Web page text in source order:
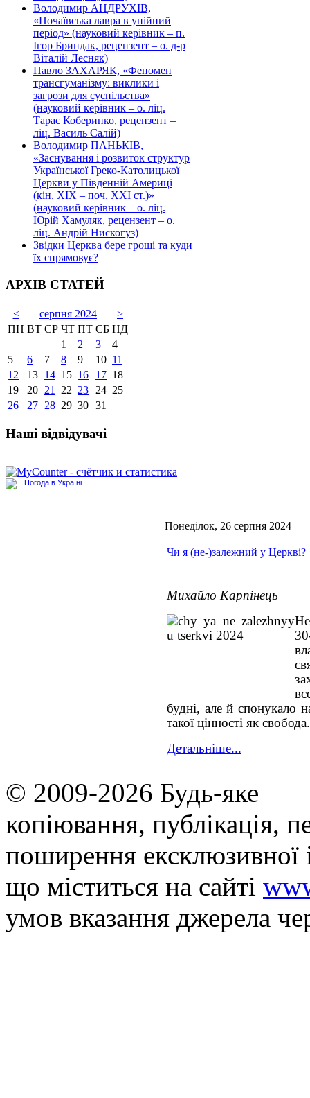
Володимир АНДРУХІВ,
«Почаївська лавра в унійний
період» (науковий керівник – п.
Ігор Бриндак, рецензент – о. д-р
Віталій Лесняк)
Павло ЗАХАРЯК, «Феномен
трансгуманізму: виклики і
загрози для суспільства»
(науковий керівник – о. ліц.
Тарас Коберинко, рецензент –
ліц. Василь Салій)
Володимир ПАНЬКІВ,
«Заснування і розвиток структур
Української Греко-Католицької
Церкви у Південній Америці
(кін. ХІХ – поч. ХХІ ст.)»
(науковий керівник – о. ліц.
Юрій Хамуляк, рецензент – о.
ліц. Андрій Нискогуз)
Звідки Церква бере гроші та куди
їх спрямовує?
АРХІВ СТАТЕЙ
< серпня 2024
>
ПН ВТ СР ЧТ ПТ СБ НД
1
2 3
4
5
6 7 8 9 10 11
12
13 14 15 16 17 18
19
20 21 22 23 24 25
26
27 28 29 30 31
Наші відвідувачі
Понеділок, 26 серпня 2024
Чи я (не-)залежний у Церкві?
Михайло Карпінець
будні, але й спонукало
такої цінності як свобода.
Детальніше...
© 2009-2026 Будь-яке
копiювання, публiкацiя,
поширення
що мiститься на сайті
умов вказання джерела